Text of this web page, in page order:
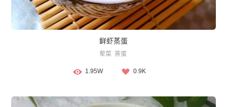
鲜虾蒸蛋
荤菜 蒸蛋
1.95W 0.9K